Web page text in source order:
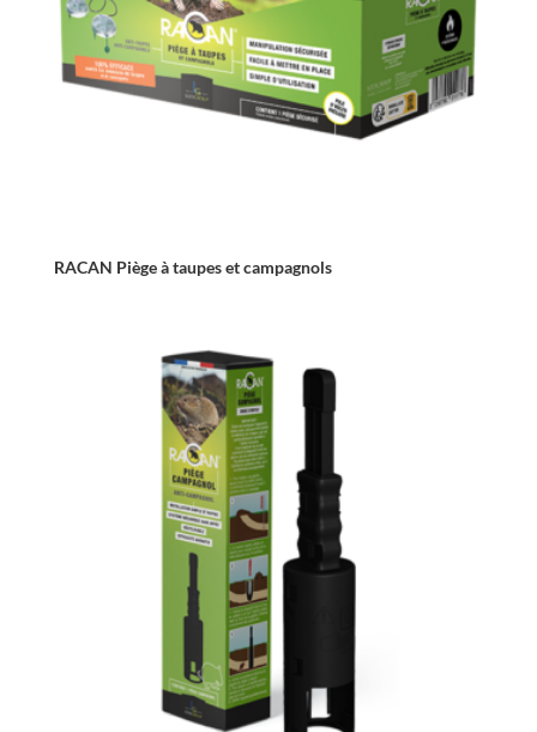
RACAN Piège à taupes et campagnols